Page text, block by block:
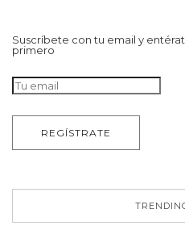
Suscríbete con tu email y
primero